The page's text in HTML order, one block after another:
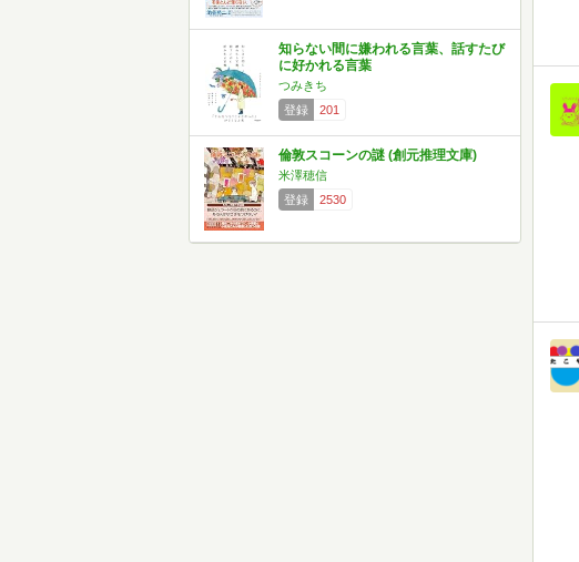
知らない間に嫌われる言葉、話すたび
に好かれる言葉
つみきち
登録
201
倫敦スコーンの謎 (創元推理文庫)
米澤穂信
登録
2530